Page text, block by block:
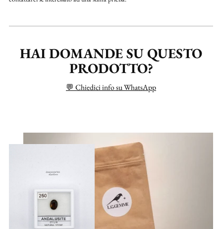
HAI DOMANDE SU QUESTO
PRODOTTO?
💬 Chiedici info su WhatsApp